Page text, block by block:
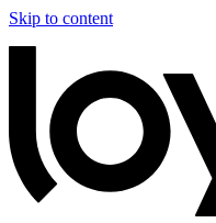
Skip to content